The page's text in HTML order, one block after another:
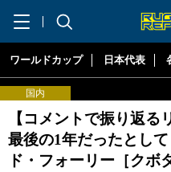
ワールドカップ 日本代表
国内
【コメントで振り返る
最後の1年だったとし
ド・フォーリー［クボ